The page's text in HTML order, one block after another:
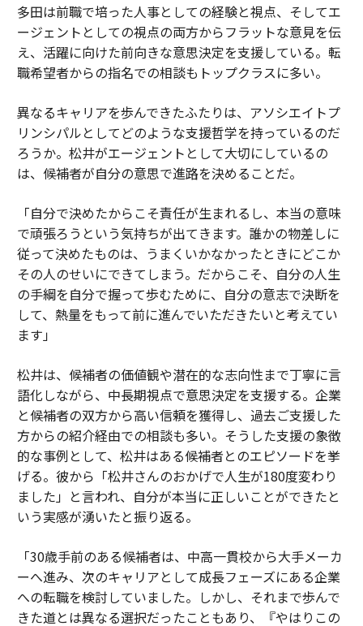
多田は前職で培った人事としての経験と視点、そしてエ
ージェントとしての視点の両方からフラットな意見を伝
え、活躍に向けた前向きな意思決定を支援している。転
職希望者からの指名での相談もトップクラスに多い。
異なるキャリアを歩んできたふたりは、アソシエイトプ
リンシパルとしてどのような支援哲学を持っているのだ
ろうか。松井がエージェントとして大切にしているの
は、候補者が自分の意思で進路を決めることだ。
「自分で決めたからこそ責任が生まれるし、本当の意味
で頑張ろうという気持ちが出てきます。誰かの物差しに
従って決めたものは、うまくいかなかったときにどこか
その人のせいにできてしまう。だからこそ、自分の人生
の手綱を自分で握って歩むために、自分の意志で決断を
して、熱量をもって前に進んでいただきたいと考えてい
ます」
松井は、候補者の価値観や潜在的な志向性まで丁寧に言
語化しながら、中長期視点で意思決定を支援する。企業
と候補者の双方から高い信頼を獲得し、過去ご支援した
方からの紹介経由での相談も多い。そうした支援の象徴
的な事例として、松井はある候補者とのエピソードを挙
げる。彼から「松井さんのおかげで人生が180度変わり
ました」と言われ、自分が本当に正しいことができたと
いう実感が湧いたと振り返る。
「30歳手前のある候補者は、中高一貫校から大手メーカ
ーへ進み、次のキャリアとして成長フェーズにある企業
への転職を検討していました。しかし、それまで歩んで
きた道とは異なる選択だったこともあり、『やはりこの